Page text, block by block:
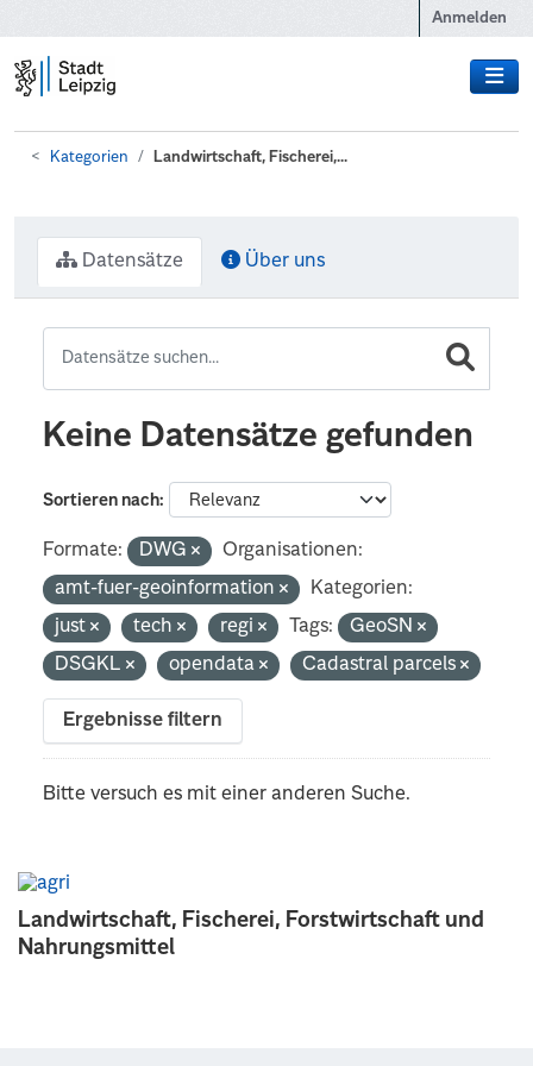
Anmelden
Kategorien Landwirtschaft, Fischerei,...
Landwirtschaft, Fischerei, Forstwirtschaft und
Nahrungsmittel
Datensätze Über uns
Keine Datensätze gefunden
Sortieren nach
Formate: DWG
Organisationen:
amt-fuer-geoinformation
Kategorien:
just
tech regi Tags:
GeoSN
DSGKL
opendata Cadastral parcels
Ergebnisse filtern
Bitte versuch es mit einer anderen Suche.